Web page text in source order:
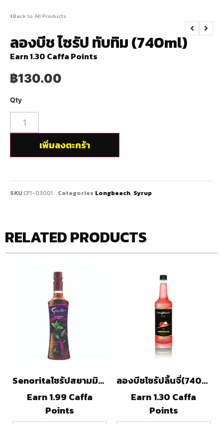
Back to All Products
ลองบีช ไซรัป ทับทิม (740ml)
Earn 1.30 Caffa Points
฿130.00
เพิ่มลงตะกร้า
SKUCF1-03001 Categories Longbeach, Syrup
RELATED PRODUCTS
Senoritaไซรัปสยามมิตรเฮิร์ป(750ml)
Earn 1.99 Caffa
Points
ลองบีชไซรัปลิ้นจี่(740ml)
Earn 1.30 Caffa
Points